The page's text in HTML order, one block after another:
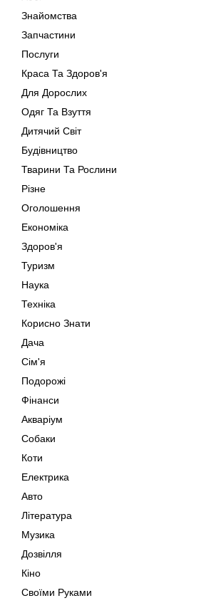
Знайомства
Запчастини
Послуги
Краса Та Здоров'я
Для Дорослих
Одяг Та Взуття
Дитячий Світ
Будівництво
Тварини Та Рослини
Різне
Оголошення
Економіка
Здоров'я
Туризм
Наука
Техніка
Корисно Знати
Дача
Сім'я
Подорожі
Фінанси
Акваріум
Собаки
Коти
Електрика
Авто
Література
Музика
Дозвілля
Кіно
Своїми Руками